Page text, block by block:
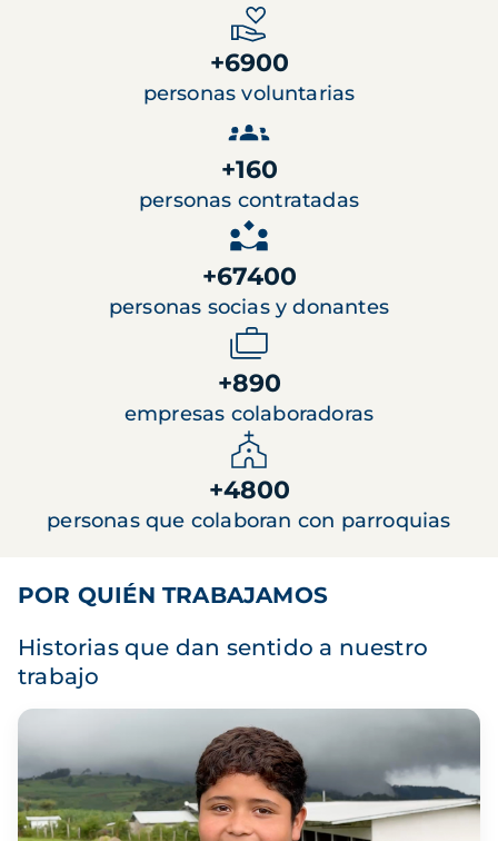
+6900
personas voluntarias
+160
personas contratadas
+67400
personas socias y donantes
+890
empresas colaboradoras
+4800
personas que colaboran con parroquias
POR QUIÉN TRABAJAMOS
Historias que dan sentido a nuestro
trabajo